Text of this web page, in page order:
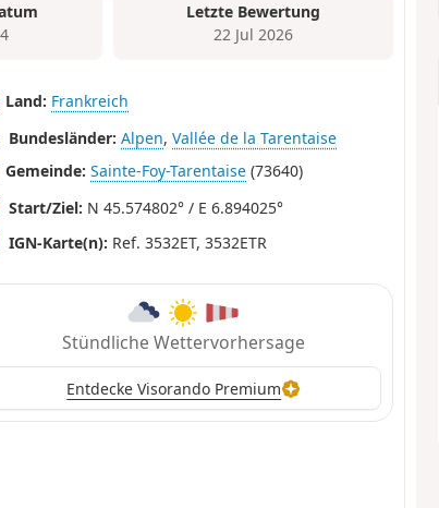
Letzte Bewertung
22 Jul 2026
Land: Frankreich
Bundesländer: Alpen,Vallée de la Tarentaise
Gemeinde: Sainte-Foy-Tarentaise (73640)
Start/Ziel: N 45.574802° / E 6.894025°
IGN-Karte(n): Ref. 3532ET, 3532ETR
Stündliche Wettervorhersage
Entdecke Visorando Premium